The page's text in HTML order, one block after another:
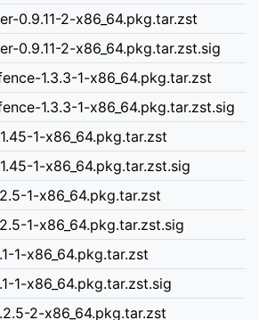
0.9.11-2-x86_64.pkg.tar.zst
0.9.11-2-x86_64.pkg.tar.zst.sig
1.3.3-1-x86_64.pkg.tar.zst
1.3.3-1-x86_64.pkg.tar.zst.sig
1-x86_64.pkg.tar.zst
1-x86_64.pkg.tar.zst.sig
1-x86_64.pkg.tar.zst
1-x86_64.pkg.tar.zst.sig
1-x86_64.pkg.tar.zst
1-x86_64.pkg.tar.zst.sig
2-x86_64.pkg.tar.zst